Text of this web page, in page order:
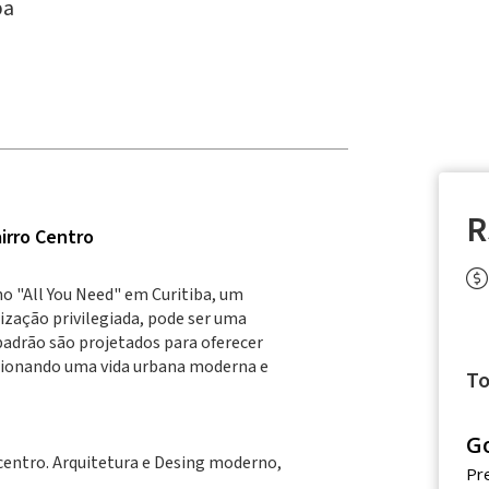
Centro
"All You Need" em Curitiba, um
privilegiada, pode ser uma
são projetados para oferecer
uma vida urbana moderna e
Arquitetura e Desing moderno,